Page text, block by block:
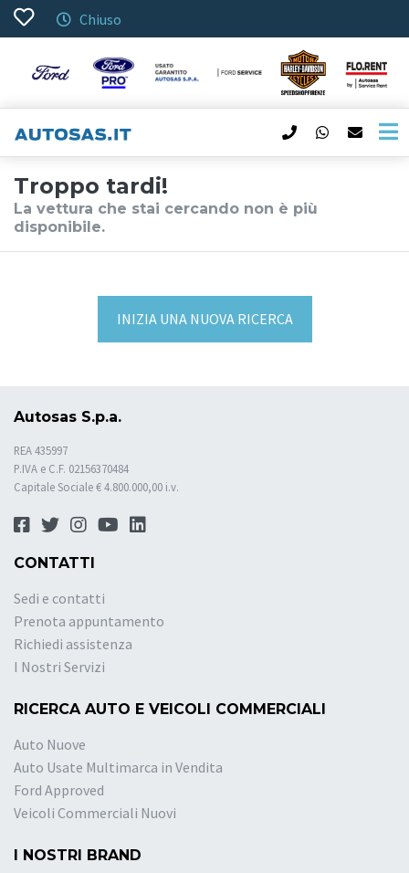
Chiuso
Troppo tardi!
La vettura che stai cercando non è più
disponibile.
INIZIA UNA NUOVA RICERCA
Autosas S.p.a.
REA 435997
P.IVA e C.F. 02156370484
Capitale Sociale € 4.800.000,00 i.v.
CONTATTI
Sedi e contatti
Prenota appuntamento
Richiedi assistenza
I Nostri Servizi
RICERCA AUTO E VEICOLI COMMERCIALI
Auto Nuove
Auto Usate Multimarca in Vendita
Ford Approved
Veicoli Commerciali Nuovi
I NOSTRI BRAND